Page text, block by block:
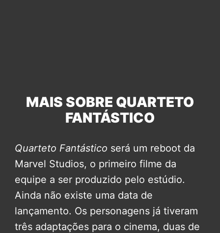
MAIS SOBRE QUARTETO
FANTÁSTICO
Quarteto Fantástico será um reboot da
Marvel Studios, o primeiro filme da
equipe a ser produzido pelo estúdio.
Ainda não existe uma data de
lançamento. Os personagens já tiveram
três adaptações para o cinema, duas de